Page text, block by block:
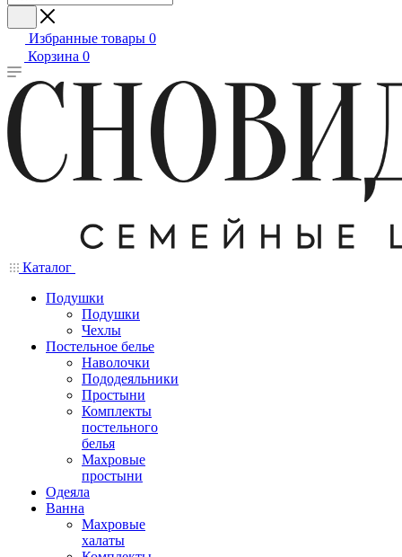
Избранные товары 0
Корзина 0
Каталог
Подушки
Подушки
Чехлы
Постельное белье
Наволочки
Пододеяльники
Простыни
Комплекты
постельного
белья
Махровые
простыни
Одеяла
Ванна
Махровые
халаты